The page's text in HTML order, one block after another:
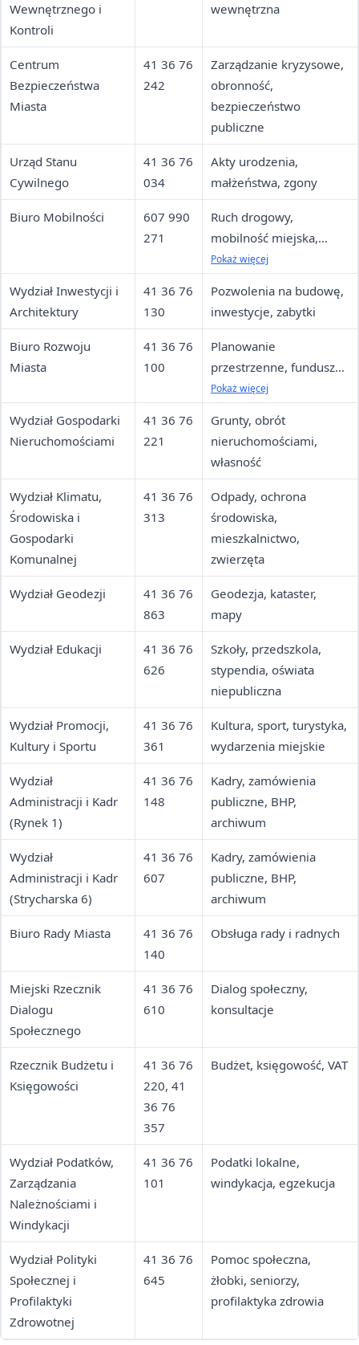
Wewnętrznego i
Kontroli
wewnętrzna
Centrum
Bezpieczeństwa
Miasta
41 36 76
242
Zarządzanie kryzysowe,
obronność,
bezpieczeństwo
publiczne
Urząd Stanu
Cywilnego
41 36 76
034
Akty urodzenia,
małżeństwa, zgony
Biuro Mobilności
607 990
271
Ruch drogowy,
mobilność miejska,
sprawy osób
Pokaż więcej
Wydział Inwestycji i
Architektury
41 36 76
130
Pozwolenia na budowę,
inwestycje, zabytki
Biuro Rozwoju
Miasta
41 36 76
100
Planowanie
przestrzenne, fundusze
UE, działalność
Pokaż więcej
Wydział Gospodarki
Nieruchomościami
41 36 76
221
Grunty, obrót
nieruchomościami,
własność
Wydział Klimatu,
Środowiska i
Gospodarki
Komunalnej
41 36 76
313
Odpady, ochrona
środowiska,
mieszkalnictwo,
zwierzęta
Wydział Geodezji
41 36 76
863
Geodezja, kataster,
mapy
Wydział Edukacji
41 36 76
626
Szkoły, przedszkola,
stypendia, oświata
niepubliczna
Wydział Promocji,
Kultury i Sportu
41 36 76
361
Kultura, sport, turystyka,
wydarzenia miejskie
Wydział
Administracji i Kadr
(Rynek 1)
41 36 76
148
Kadry, zamówienia
publiczne, BHP,
archiwum
Wydział
Administracji i Kadr
(Strycharska 6)
41 36 76
607
Kadry, zamówienia
publiczne, BHP,
archiwum
Biuro Rady Miasta
41 36 76
140
Obsługa rady i radnych
Miejski Rzecznik
Dialogu
Społecznego
41 36 76
610
Dialog społeczny,
konsultacje
Rzecznik Budżetu i
Księgowości
41 36 76
220, 41
36 76
357
Budżet, księgowość, VAT
Wydział Podatków,
Zarządzania
Należnościami i
Windykacji
41 36 76
101
Podatki lokalne,
windykacja, egzekucja
Wydział Polityki
Społecznej i
Profilaktyki
Zdrowotnej
41 36 76
645
Pomoc społeczna,
żłobki, seniorzy,
profilaktyka zdrowia